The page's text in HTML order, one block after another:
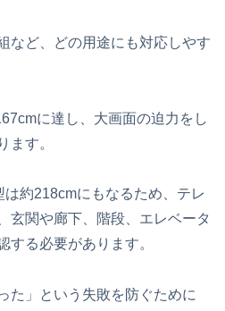
など、どの用途にも対応しやす
に達し、大画面の迫力をし
ます。
約218cmにもなるため、テレ
玄関や廊下、階段、エレベータ
する必要があります。
た」という失敗を防ぐために